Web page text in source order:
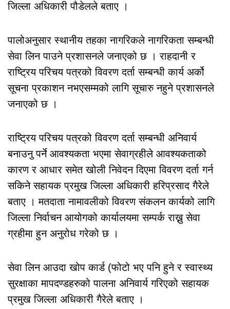
जिल्ला अधिकारी पौडेलले बताए ।
पालोअनुसार स्थानीय तहका नागरिकले नागरिकता सम्बन्धी
सेवा लिन पाउने प्रशासनले जनाएको छ । राहदानी र
राष्ट्रिय परिचय पत्रको विवरण दर्ता सम्बन्धी कार्य अर्को
सूचना प्रकाशन नभएसम्मको लागि सूचारु नहुने प्रशासनले
जनाएको छ ।
राष्ट्रिय परिचय पत्रको विवरण दर्ता सम्बन्धी अनिवार्य
बनाउनु पर्ने आवश्यकता भएमा सेवाग्रहीले आवश्यकताको
कारण र आधार समेत खोली निवेदन दिएमा विवरण दर्ता गर्न
सकिने सहायक प्रमुख जिल्ला अधिकारी हरिप्रसाद गैरेले
बताए । मतदाता नामावलीको विवरण संकलन कार्यको लागि
जिल्ला निर्वाचन आयोगको कार्यालयमा सम्पर्क राख्नु सेवा
ग्रहीमा हुन अनुरोध गरेको छ ।
सेवा लिन आउदा खोप कार्ड (फोटो भए पनि हुने र स्वास्थ्य
सुरक्षाका मापदण्डहरुको पालना अनिवार्य गरिएको सहायक
प्रमुख जिल्ला अधिकारी गैरेले बताए ।